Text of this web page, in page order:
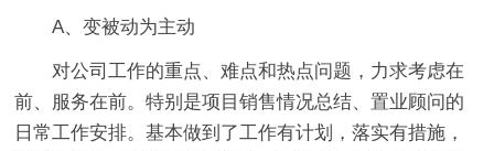
A、变被动为主动
对公司工作的重点、难点和热点问题，力求考虑在
前、服务在前。特别是项目销售情况总结、置业顾问的
日常工作安排。基本做到了工作有计划，落实有措施，